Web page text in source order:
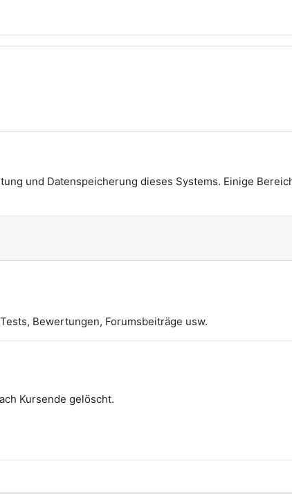
und Datenspeicherung dieses Systems. Einige
Bewertungen, Forumsbeiträge usw.
Kursende gelöscht.